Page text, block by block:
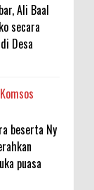
Ali Baal
secara
Desa
beserta Ny
puasa